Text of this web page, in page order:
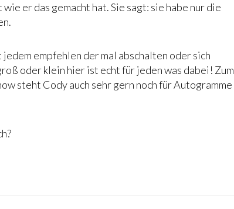
er das gemacht hat. Sie sagt: sie habe nur die
jedem empfehlen der mal abschalten oder sich
oder klein hier ist echt für jeden was dabei! Zum
steht Cody auch sehr gern noch für Autogramme